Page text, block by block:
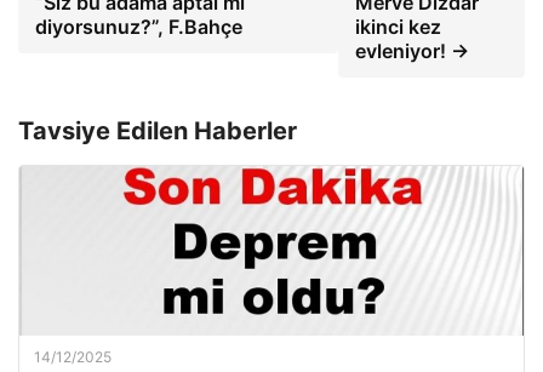
diyorsunuz?”, F.Bahçe
ikinci kez
evleniyor! →
Tavsiye Edilen Haberler
14/12/2025